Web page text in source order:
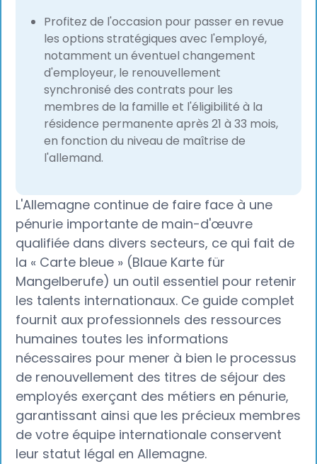
Profitez de l'occasion pour passer en revue
les options stratégiques avec l'employé,
notamment un éventuel changement
d'employeur, le renouvellement
synchronisé des contrats pour les
membres de la famille et l'éligibilité à la
résidence permanente après 21 à 33 mois,
en fonction du niveau de maîtrise de
l'allemand.
L'Allemagne continue de faire face à une
pénurie importante de main-d'œuvre
qualifiée dans divers secteurs, ce qui fait de
la « Carte bleue » (Blaue Karte für
Mangelberufe) un outil essentiel pour retenir
les talents internationaux. Ce guide complet
fournit aux professionnels des ressources
humaines toutes les informations
nécessaires pour mener à bien le processus
de renouvellement des titres de séjour des
employés exerçant des métiers en pénurie,
garantissant ainsi que les précieux membres
de votre équipe internationale conservent
leur statut légal en Allemagne.